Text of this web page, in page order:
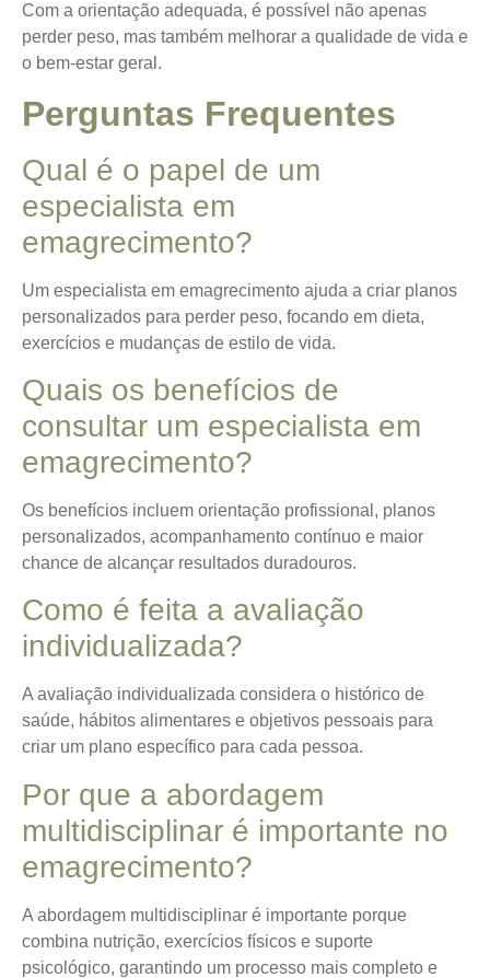
Com a orientação adequada, é possível não apenas
perder peso, mas também melhorar a qualidade de vida e
o bem-estar geral.
Perguntas Frequentes
Qual é o papel de um
especialista em
emagrecimento?
Um especialista em emagrecimento ajuda a criar planos
personalizados para perder peso, focando em dieta,
exercícios e mudanças de estilo de vida.
Quais os benefícios de
consultar um especialista em
emagrecimento?
Os benefícios incluem orientação profissional, planos
personalizados, acompanhamento contínuo e maior
chance de alcançar resultados duradouros.
Como é feita a avaliação
individualizada?
A avaliação individualizada considera o histórico de
saúde, hábitos alimentares e objetivos pessoais para
criar um plano específico para cada pessoa.
Por que a abordagem
multidisciplinar é importante no
emagrecimento?
A abordagem multidisciplinar é importante porque
combina nutrição, exercícios físicos e suporte
psicológico, garantindo um processo mais completo e